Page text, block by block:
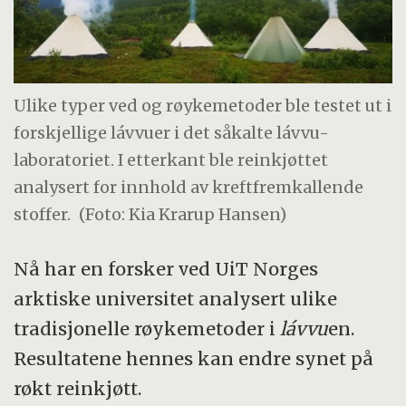
Ulike typer ved og røykemetoder ble testet ut i
forskjellige lávvuer i det såkalte lávvu-
laboratoriet. I etterkant ble reinkjøttet
analysert for innhold av kreftfremkallende
stoffer. (Foto: Kia Krarup Hansen)
Nå har en forsker ved UiT Norges
arktiske universitet analysert ulike
tradisjonelle røykemetoder ilávvuen.
Resultatene hennes kan endre synet på
røkt reinkjøtt.